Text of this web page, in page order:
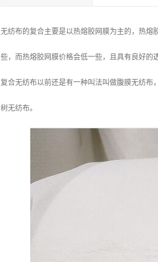
无纺布的复合主要是以热熔胶网膜为主的，热
些，而热熔胶网膜价格会低一些，且具有良好的
复合无纺布以前还是有一种叫法叫做腹膜无纺布
树无纺布。